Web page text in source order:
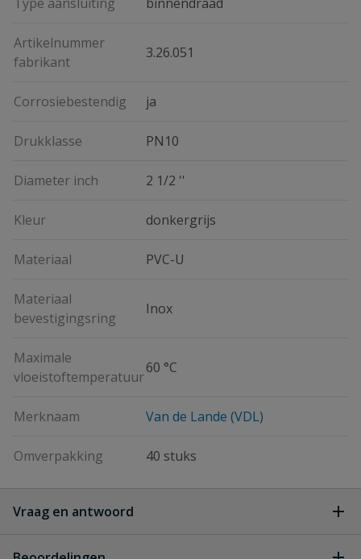
Artikelnummer
fabrikant
3.26.051
Corrosiebestendig ja
Drukklasse PN10
Diameter inch 2 1/2 ''
Kleur donkergrijs
Materiaal PVC-U
Materiaal
bevestigingsring
Inox
Maximale
vloeistoftemperatuur
60 °C
Merknaam Van de Lande (VDL)
Omverpakking 40 stuks
Vraag en antwoord